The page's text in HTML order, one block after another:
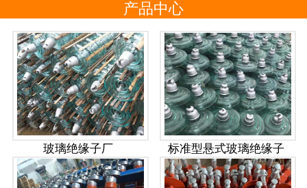
联系我们
产品中心
玻璃绝缘子厂 标准型悬式玻璃绝缘子